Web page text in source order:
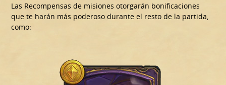
Las Recompensas de misiones otorgarán bonificaciones
que te harán más poderoso durante el resto de la partida,
como: